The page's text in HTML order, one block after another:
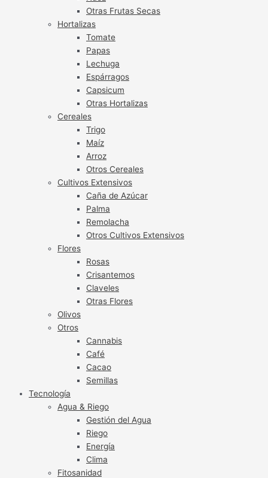
Otras Frutas Secas
Hortalizas
Tomate
Papas
Lechuga
Espárragos
Capsicum
Otras Hortalizas
Cereales
Trigo
Maíz
Arroz
Otros Cereales
Cultivos Extensivos
Caña de Azúcar
Palma
Remolacha
Otros Cultivos Extensivos
Flores
Rosas
Crisantemos
Claveles
Otras Flores
Olivos
Otros
Cannabis
Café
Cacao
Semillas
Tecnología
Agua & Riego
Gestión del Agua
Riego
Energía
Clima
Fitosanidad